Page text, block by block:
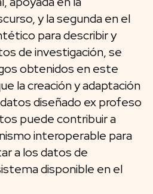
y la segunda en el
para describir y
de investigación, se
obtenidos en este
la creación y adaptación
diseñado ex profeso
puede contribuir a
interoperable para
a los datos de
disponible en el